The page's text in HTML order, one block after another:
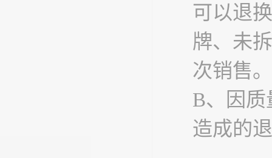
可以退
牌、未
次销售。
B、因
造成的